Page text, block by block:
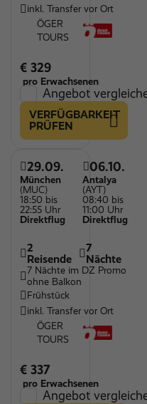
inkl. Transfer vor Ort
ÖGER
TOURS
€ 329
pro Erwachsenen
Angebot
VERFÜGBARKEIT
PRÜFEN
29.09.
München
(MUC)
18:50 bis
22:55 Uhr
Direktflug
06.10.
Antalya
(AYT)
08:40 bis
11:00 Uhr
Direktflug
2
Reisende
7
Nächte
7 Nächte im DZ Promo
ohne Balkon
Frühstück
inkl. Transfer vor Ort
ÖGER
TOURS
€ 337
pro Erwachsenen
Angebot